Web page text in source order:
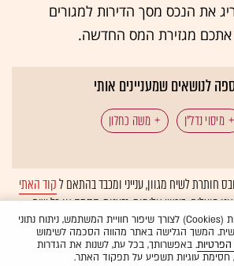
את הנכס מסך הדירות למגורים
אתכם מגזירת המס החדשה.
לנושאים שמעניינים אותי
מיסוי נדל"ן משה כחלון
חותרת לשיח מגוון, ענייני ומכבד בהתאם לקוד האתי
פועלים. ביטויי אלימות, גזענות, הסתה או כל שיח
אוטומטיתולא יפורסמו באתר.
האתר עושה שימוש בעוגיות (Cookies) לצורך שיפור חוויית המשתמש, ניתוח נתוני
המשך הגלישה באתר מהווה הסכמה לשימוש
הפרטיות. באפשרותך, בכל עת, לשנות את הגדרות
חסימת עוגיות תשפיע על תפקוד האתר.